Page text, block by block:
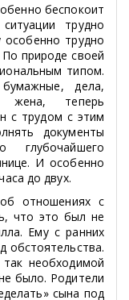
беспокоит
трудно
трудно
природе своей
типом.
дела,
жена, теперь
с трудом с этим
документы
И особенно
до двух.
отношениях с
что это был не
Ему с ранних
обстоятельства.
необходимой
было. Родители
сына под